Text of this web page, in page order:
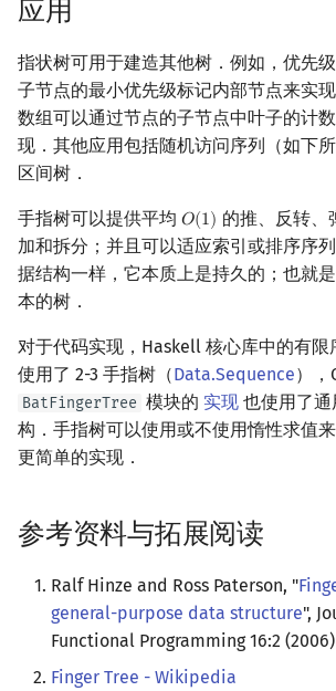
应用
指状树可用于建造其他树．例如，优先
子节点的最小优先级标记内部节点来实
数组可以通过节点的子节点中叶子的计
现．其他应用包括随机访问序列（如下
区间树．
手指树可以提供平均 𝑂(1)
O(1) 的推、反转、
加和拆分；并且可以适应索引或排序序
据结构一样，它本质上是持久的；也就
本的树．
对于代码实现，Haskell 核心库中的有限
使用了 2-3 手指树（Data.Sequence），
BatFingerTree 模块的 实现 也使用了
构．手指树可以使用或不使用惰性求值
更简单的实现．
参考资料与拓展阅读
Ralf Hinze and Ross Paterson, "
general-purpose data structure",
Functional Programming 16:2 (2006)
Finger Tree - Wikipedia